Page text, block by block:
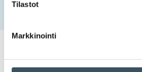
Tilastot
Markkinointi
EU-komissio sivuuttamassa
11.02.2022 10:40 Uutiset direktiivi,
ilmastotyö,päästövähennykset